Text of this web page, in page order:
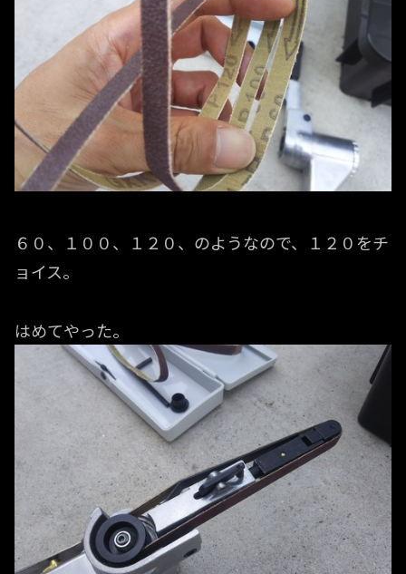
６０、１００、１２０、のようなので、１２０をチ
ョイス。
はめてやった。